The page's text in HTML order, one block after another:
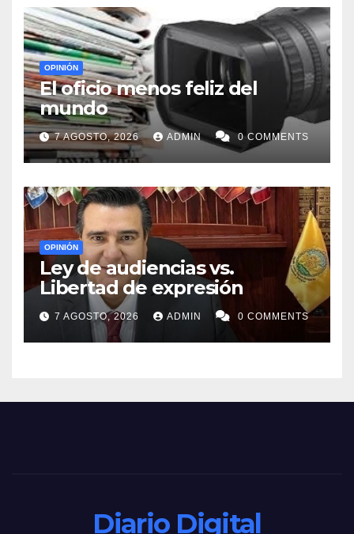
OPINIÓN
El oficio menos feliz del
mundo
7 AGOSTO, 2026 ADMIN 0 COMMENTS
OPINIÓN
Ley de audiencias vs.
Libertad de expresión
7 AGOSTO, 2026 ADMIN 0 COMMENTS
Diario Digital